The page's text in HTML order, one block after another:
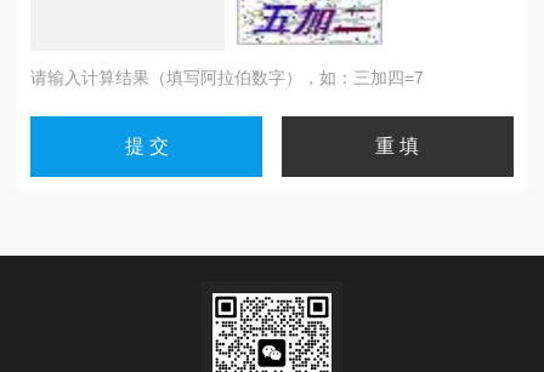
请输入计算结果（填写阿拉伯数字），如：三加四=7